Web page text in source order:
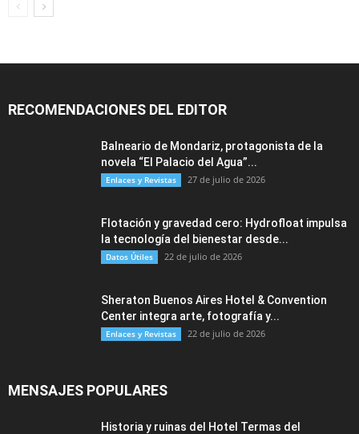
RECOMENDACIONES DEL EDITOR
Balneario de Mondariz, protagonista de la
novela “El Palacio del Agua”...
Enlaces y Revistas 27 de julio de 2026
Flotación y gravedad cero: Hydrofloat impulsa
la tecnología del bienestar desde...
Datos Útiles 22 de julio de 2026
Sheraton Buenos Aires Hotel & Convention
Center integra arte, fotografía y...
Enlaces y Revistas 22 de julio de 2026
MENSAJES POPULARES
Historia y ruinas del Hotel Termas del